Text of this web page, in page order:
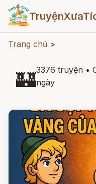
Trang chủ >
🏰3376 truyện •
ngày